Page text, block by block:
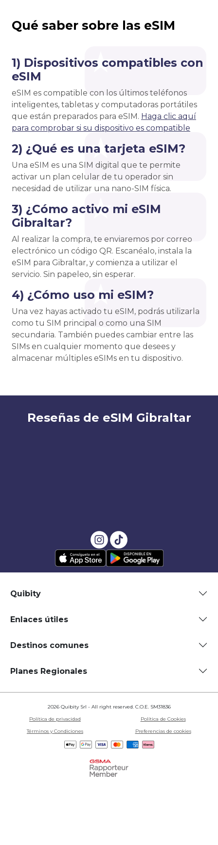
Qué saber sobre las eSIM
1) Dispositivos compatibles con
eSIM
eSIM es compatible con los últimos teléfonos
inteligentes, tabletas y computadoras portátiles
que están preparados para eSIM. Haga clic aquí
para comprobar si su dispositivo es compatible
2) ¿Qué es una tarjeta eSIM?
Una eSIM es una SIM digital que te permite
activar un plan celular de tu operador sin
necesidad de utilizar una nano-SIM física.
3) ¿Cómo activo mi eSIM
Gibraltar?
Al realizar la compra, te enviaremos por correo
electrónico un código QR. Escanéalo, instala la
eSIM para Gibraltar, y comienza a utilizar el
servicio. Sin papeleo, sin esperar.
4) ¿Cómo uso mi eSIM?
Una vez hayas activado tu eSIM, podrás utilizarla
como tu SIM principal o como una SIM
secundaria. También puedes cambiar entre las
SIMs en cualquier momento que desees y
almacenar múltiples eSIMs en tu dispositivo.
Reseñas de eSIM Gibraltar
Quibity
Enlaces útiles
Destinos comunes
Planes Regionales
2026 Quibity Srl - All right reserved. C.O.E. SM31836
Política de privacidad
Política de Cookies
Términos y Condiciones
Preferencias de cookies